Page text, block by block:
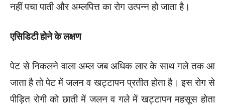
नहीं पचा पाती और अम्लपित्त का रोग उत्पन्न हो जाता है।
एसिडिटी होने के लक्षण
पेट से निकलने वाला अम्ल जब अधिक लार के साथ गले तक आ
जाता है तो पेट में जलन व खट्टापन प्रतीत होता है। इस रोग से
पीड़ित रोगी को छाती में जलन व गले में खट्टापन महसूस होता